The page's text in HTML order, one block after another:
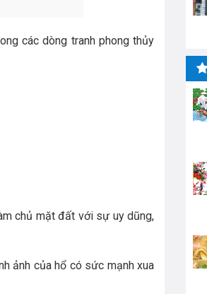
các dòng tranh phong thủy
chủ mặt đất với sự uy dũng,
ảnh của hổ có sức mạnh xua